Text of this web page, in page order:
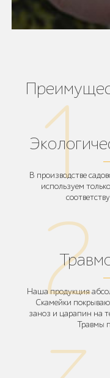
В производстве
используем
Наша продукция
Скамейки
заноз и царапин на
Травмы